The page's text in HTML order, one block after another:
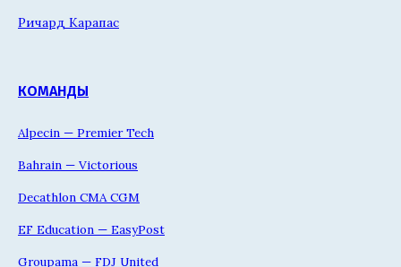
Ричард Карапас
КОМАНДЫ
Alpecin — Premier Tech
Bahrain — Victorious
Decathlon CMA CGM
EF Education — EasyPost
Groupama — FDJ United